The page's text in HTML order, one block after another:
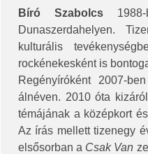
Bíró Szabolcs
Dunaszerdahelyen.
kulturális
rockénekesként is
Regényíróként 2007-
álnéven. 2010 óta
témájának a középkort
Az írás mellett tizenegy
elsősorban a Csak Van